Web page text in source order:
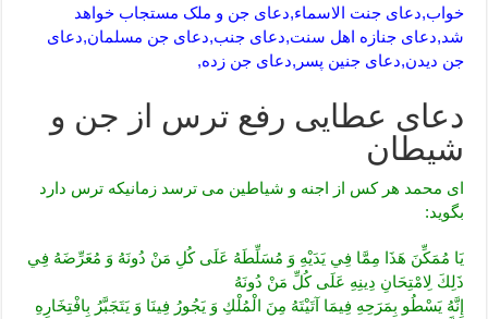
خواب,دعای جنت الاسماء,دعای جن و ملک مستجاب خواهد
شد,دعای جنازه اهل سنت,دعای جنب,دعای جن مسلمان,دعای
جن دیدن,دعای جنین پسر,دعای جن زده,
دعای عطایی رفع ترس از جن و
شیطان
ای محمد هر کس از اجنه و شیاطین می ترسد زمانیکه ترس دارد
بگوید:
يَا مُمَكِّنَ هَذَا مِمَّا فِي يَدَيْهِ وَ مُسَلِّطَهُ عَلَى‏ كُلِ‏ مَنْ‏ دُونَهُ‏ وَ مُعَرِّضَهُ‏ فِي
ذَلِكَ لِامْتِحَانِ دِينِهِ عَلَى كُلِّ مَنْ دُونَهُ
إِنَّهُ يَسْطُو بِمَرَحِهِ فِيمَا آتَيْتَهُ مِنَ الْمُلْكِ وَ يَجُورُ فِينَا وَ يَتَجَبَّرُ بِافْتِخَارِهِ‏